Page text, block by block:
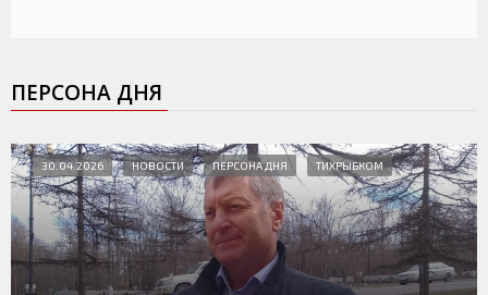
ПЕРСОНА ДНЯ
30.04.2026 НОВОСТИ ПЕРСОНА ДНЯ ТИХРЫБКОМ